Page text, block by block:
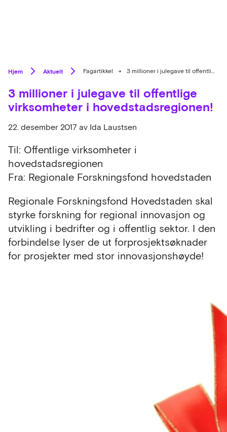
Hjem Aktuelt Fagartikkel → 3 millioner i julegave til offentlige virksomheter i hovedstadsregionen!
3 millioner i julegave til offentlige
virksomheter i hovedstadsregionen!
22. desember 2017 av Ida Laustsen
Til: Offentlige virksomheter i
hovedstadsregionen
Fra: Regionale Forskningsfond hovedstaden
Regionale Forskningsfond Hovedstaden skal
styrke forskning for regional innovasjon og
utvikling i bedrifter og i offentlig sektor. I den
forbindelse lyser de ut forprosjektsøknader
for prosjekter med stor innovasjonshøyde!